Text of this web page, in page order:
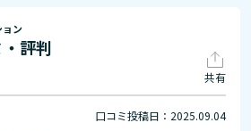
ョン
評判
共有
口コミ投稿日：2025.09.04